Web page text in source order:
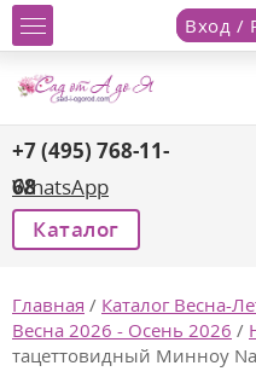
Вход /
+7 (495) 768-11-
68
WhatsApp
Каталог
Главная / Каталог Весна-
Весна 2026 - Осень 2026 /
тацеттовидный Минноу